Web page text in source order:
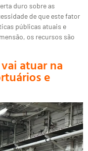
duro sobre as
de que este fator
públicas atuais e
os recursos são
atuar na
e